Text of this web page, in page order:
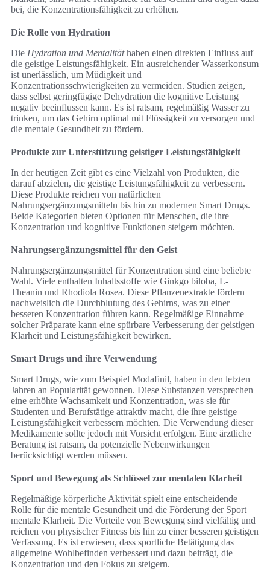
bei, die Konzentrationsfähigkeit zu erhöhen.
Die Rolle von Hydration
Die Hydration und Mentalitäthaben einen direkten Einfluss auf
die geistige Leistungsfähigkeit. Ein ausreichender Wasserkonsum
ist unerlässlich, um Müdigkeit und
Konzentrationsschwierigkeiten zu vermeiden. Studien zeigen,
dass selbst geringfügige Dehydration die kognitive Leistung
negativ beeinflussen kann. Es ist ratsam, regelmäßig Wasser zu
trinken, um das Gehirn optimal mit Flüssigkeit zu versorgen und
die mentale Gesundheit zu fördern.
Produkte zur Unterstützung geistiger Leistungsfähigkeit
In der heutigen Zeit gibt es eine Vielzahl von Produkten, die
darauf abzielen, die geistige Leistungsfähigkeit zu verbessern.
Diese Produkte reichen von natürlichen
Nahrungsergänzungsmitteln bis hin zu modernen Smart Drugs.
Beide Kategorien bieten Optionen für Menschen, die ihre
Konzentration und kognitive Funktionen steigern möchten.
Nahrungsergänzungsmittel für den Geist
Nahrungsergänzungsmittel für Konzentration sind eine beliebte
Wahl. Viele enthalten Inhaltsstoffe wie Ginkgo biloba, L-
Theanin und Rhodiola Rosea. Diese Pflanzenextrakte fördern
nachweislich die Durchblutung des Gehirns, was zu einer
besseren Konzentration führen kann. Regelmäßige Einnahme
solcher Präparate kann eine spürbare Verbesserung der geistigen
Klarheit und Leistungsfähigkeit bewirken.
Smart Drugs und ihre Verwendung
Smart Drugs, wie zum Beispiel Modafinil, haben in den letzten
Jahren an Popularität gewonnen. Diese Substanzen versprechen
eine erhöhte Wachsamkeit und Konzentration, was sie für
Studenten und Berufstätige attraktiv macht, die ihre geistige
Leistungsfähigkeit verbessern möchten. Die Verwendung dieser
Medikamente sollte jedoch mit Vorsicht erfolgen. Eine ärztliche
Beratung ist ratsam, da potenzielle Nebenwirkungen
berücksichtigt werden müssen.
Sport und Bewegung als Schlüssel zur mentalen Klarheit
Regelmäßige körperliche Aktivität spielt eine entscheidende
Rolle für die mentale Gesundheit und die Förderung der Sport
mentale Klarheit. Die Vorteile von Bewegung sind vielfältig und
reichen von physischer Fitness bis hin zu einer besseren geistigen
Verfassung. Es ist erwiesen, dass sportliche Betätigung das
allgemeine Wohlbefinden verbessert und dazu beiträgt, die
Konzentration und den Fokus zu steigern.